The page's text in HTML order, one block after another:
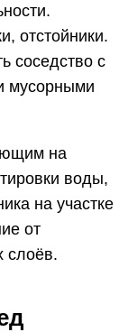
отстойники.
соседство с
мусорными
на
воды,
на участке
от
слоёв.